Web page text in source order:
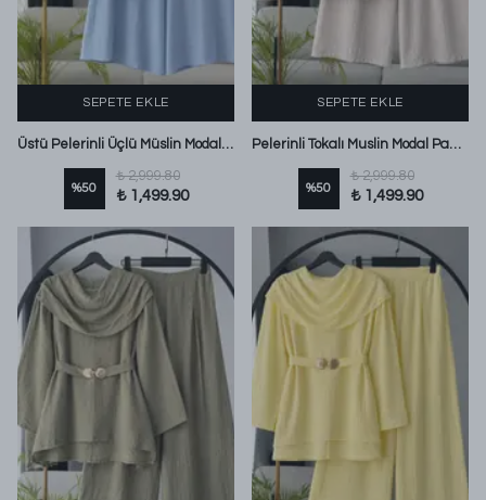
SEPETE EKLE
Üstü Pelerinli Üçlü Müslin Modal Pantolonlu Takım Bebe Mavi
%50
₺ 2,999.80
₺ 1,499.90
SEPETE EKLE
Pelerinli Tokalı Muslin Modal Pantolonlu Takım Taş
%50
₺ 2,999.80
₺ 1,499.90